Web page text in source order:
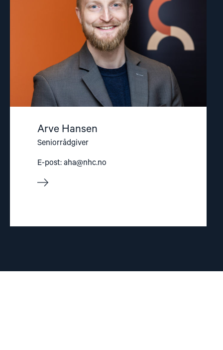
Arve Hansen
Seniorrådgiver
E-post: aha@nhc.no